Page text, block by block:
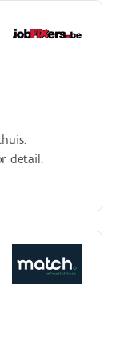
detail.